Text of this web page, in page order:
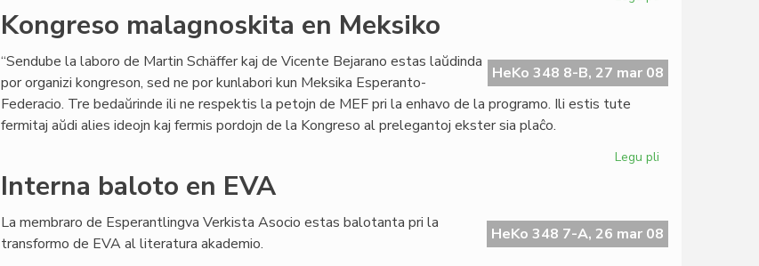
Bled
Kongreso malagnoskita en Meksiko
HeKo 348 8-B, 27 mar 08
“Sendube la laboro de Martin Schäffer kaj de Vicente Bejarano estas laŭdinda
por organizi kongreson, sed ne por kunlabori kun Meksika Esperanto-
Federacio. Tre bedaŭrinde ili ne respektis la petojn de MEF pri la enhavo de la programo. Ili estis tute
fermitaj aŭdi alies ideojn kaj fermis pordojn de la Kongreso al prelegantoj ekster sia plaĉo.
Legu pli
Meksiko
Interna baloto en EVA
HeKo 348 7-A, 26 mar 08
La membraro de Esperantlingva Verkista Asocio estas balotanta pri la
transformo de EVA al literatura akademio.